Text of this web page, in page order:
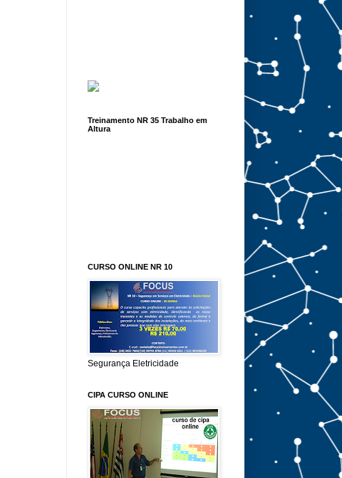
Treinamento NR 35 Trabalho em
Altura
CURSO ONLINE NR 10
Segurança Eletricidade
CIPA CURSO ONLINE